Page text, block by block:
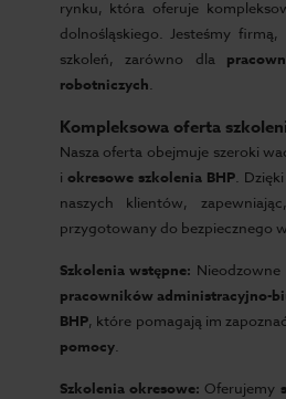
rynku, która oferuje
dolnośląskiego. Jesteśmy
szkoleń, zarówno dla
robotniczych.
Kompleksowa oferta
Nasza oferta obejmuje szeroki
i okresowe szkolenia BHP.
naszych klientów,
przygotowany do bezpiecznego
Szkolenia wstępne:
pracowników administracyjno-
BHP, które pomagają im
pomocy.
Szkolenia okresowe: Oferujemy